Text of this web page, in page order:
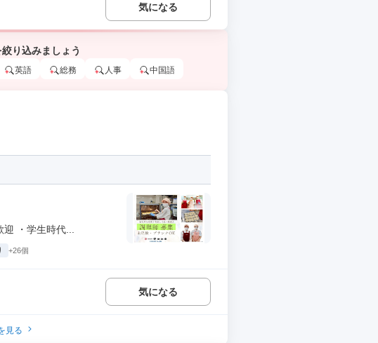
気になる
り込みましょう
英語 総務 人事 中国語
・学生時代...
+26個
気になる
見る